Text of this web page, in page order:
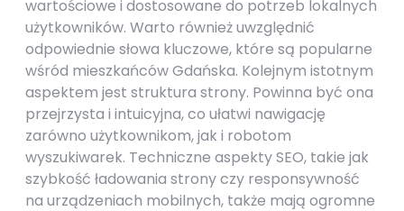
wartościowe i dostosowane do potrzeb lokalnych
użytkowników. Warto również uwzględnić
odpowiednie słowa kluczowe, które są popularne
wśród mieszkańców Gdańska. Kolejnym istotnym
aspektem jest struktura strony. Powinna być ona
przejrzysta i intuicyjna, co ułatwi nawigację
zarówno użytkownikom, jak i robotom
wyszukiwarek. Techniczne aspekty SEO, takie jak
szybkość ładowania strony czy responsywność
na urządzeniach mobilnych, także mają ogromne